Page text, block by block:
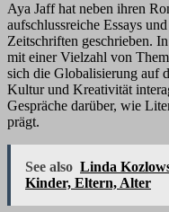
Aya Jaff hat neben ihren
aufschlussreiche Essays
Zeitschriften geschrieben.
mit einer Vielzahl von
sich die Globalisierung auf
Kultur und Kreativität
Gespräche darüber, wie
prägt.
See also Linda
Kinder, Eltern, Alter